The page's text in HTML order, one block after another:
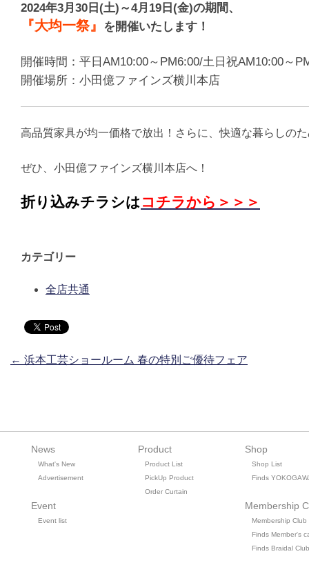
2024年3月30日(土)～4月19日(金)の期間、
『大均一祭』 を開催いたします！
開催時間：平日AM10:00～PM6:00/土日祝AM10:00～
開催場所：小田億ファインズ横川本店
高品質家具が均一価格で放出！さらに、快適な暮らしの
ぜひ、小田億ファインズ横川本店へ！
折り込みチラシはコチラから＞＞＞
カテゴリー
全店共通
投稿ナビゲーション
← 浜本工芸ショールーム 春の特別ご優待フェア
News
What's New
Advertisement
Event
Event list
Product
Product List
PickUp Product
Order Curtain
Shop
Shop List
Finds
Membership
Membership Club
Finds Member's
Finds Braidal Club